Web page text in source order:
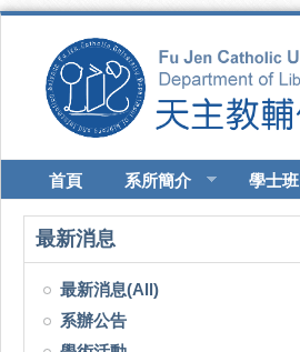
首頁 系所簡介 學士班
最新消息
最新消息(All)
系辦公告